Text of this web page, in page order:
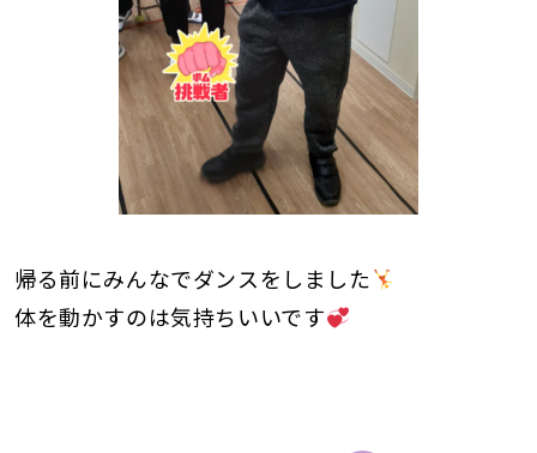
帰る前にみんなでダンスをしました
体を動かすのは気持ちいいです